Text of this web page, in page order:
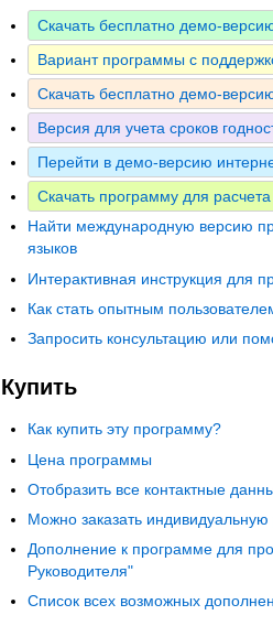
Скачать бесплатно демо-
Вариант программы с
Скачать бесплатно демо-
Версия для учета сроков
Перейти в демо-версию
Скачать программу для
Найти международную версию
языков
Интерактивная инструкция для
Как стать опытным
Запросить консультацию или
Купить
Как купить эту программу?
Цена программы
Отобразить все контактные
Можно заказать индивидуальную
Дополнение к программе для
Руководителя"
Список всех возможных